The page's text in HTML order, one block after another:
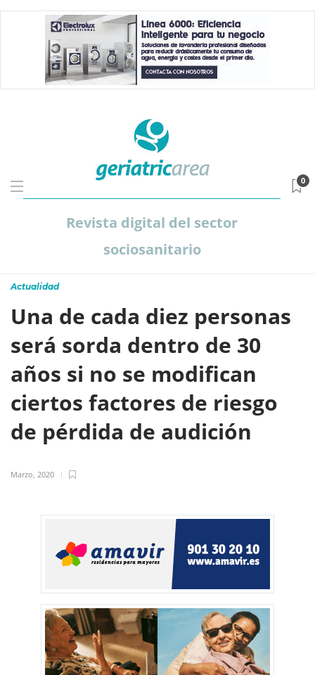
Revista digital del sector
sociosanitario
0
Actualidad
Una de cada diez personas
será sorda dentro de 30
años si no se modifican
ciertos factores de riesgo
de pérdida de audición
Marzo, 2020